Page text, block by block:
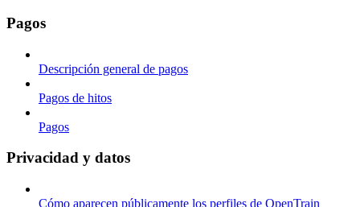
Pagos
Descripción general de pagos
Pagos de hitos
Pagos
Privacidad y datos
Cómo aparecen públicamente los perfiles de OpenTrain